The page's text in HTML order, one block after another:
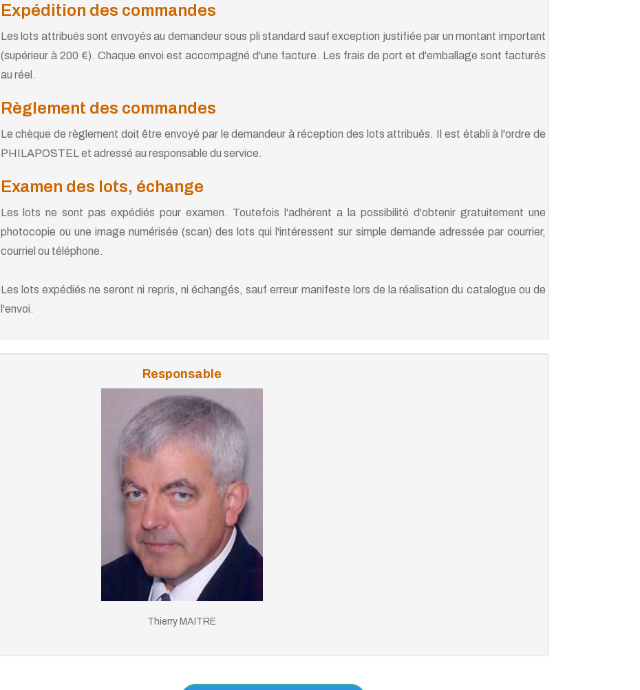
Expédition des commandes
Les lots attribués sont envoyés au demandeur sous pli standard sauf exception justifiée par un montant important
(supérieur à 200 €). Chaque envoi est accompagné d'une facture. Les frais de port et d'emballage sont facturés
au réel.
Règlement des commandes
Le chèque de règlement doit être envoyé par le demandeur à réception des lots attribués. Il est établi à l'ordre de
PHILAPOSTEL et adressé au responsable du service.
Examen des lots, échange
Les lots ne sont pas expédiés pour examen. Toutefois l'adhérent a la possibilité d'obtenir gratuitement une
photocopie ou une image numérisée (scan) des lots qui l'intéressent sur simple demande adressée par courrier,
courriel ou téléphone.
Les lots expédiés ne seront ni repris, ni échangés, sauf erreur manifeste lors de la réalisation du catalogue ou de
l'envoi.
Responsable
Thierry MAITRE